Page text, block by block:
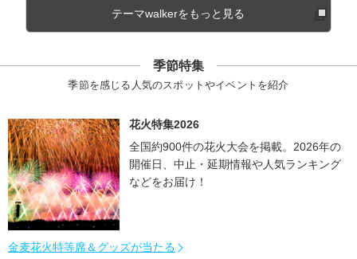
テーマwalkerをもっと見る
季節特集
季節を感じる人気のスポットやイベントを紹介
花火特集2026
全国約900件の花火大会を掲載。2026年の
開催日、中止・延期情報や人気ランキング
などをお届け！
金麦花火特等席＆グッズが当たる